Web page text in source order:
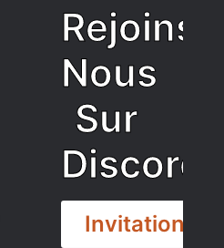
Rejoins
Nous
Sur
Discord
Invitation